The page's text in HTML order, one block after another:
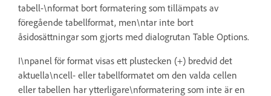
tabell-\nformat bort formatering som tillämpats av
föregående tabellformat, men\ntar inte bort
åsidosättningar som gjorts med dialogrutan Table Options.
I\npanel för format visas ett plustecken (+) bredvid det
aktuella\ncell- eller tabellformatet om den valda cellen
eller tabellen har ytterligare\nformatering som inte är en